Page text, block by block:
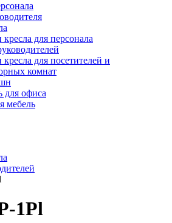
кресла для персонала
кресла для посетителей и
комнат
для офиса
мебель
1Pl